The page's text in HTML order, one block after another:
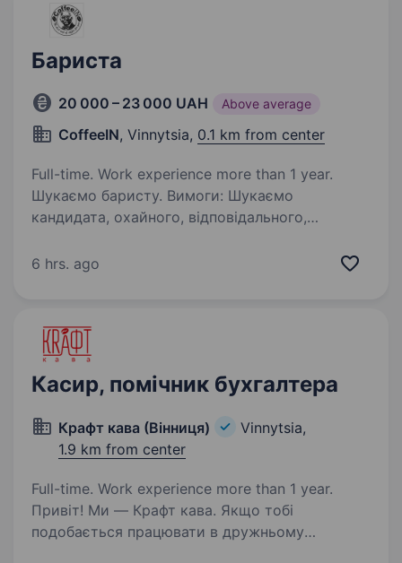
Бариста
20 000 – 23 000 UAH Above average
CoffeeIN, Vinnytsia, 0.1 km from center
Full-time. Work experience more than 1 year.
Шукаємо баристу. Вимоги: Шукаємо
кандидата, охайного, відповідального,
Розглядаємо кандидатів з досвідом від 3
6 hrs. ago
Касир, помічник бухгалтера
Крафт кава (Вінниця)
Vinnytsia,
1.9 km from center
Full-time. Work experience more than 1 year.
Привіт! Ми — Крафт кава. Якщо тобі
подобається працювати в дружньому